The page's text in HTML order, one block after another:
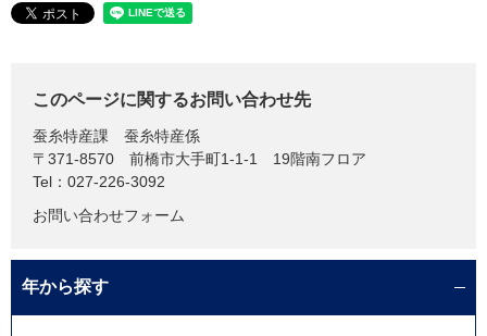
このページに関するお問い合わせ先
蚕糸特産課
蚕糸特産係
〒371-8570
前橋市大手町1-1-1 19階南フロア
Tel：027-226-3092
お問い合わせフォーム
年から探す